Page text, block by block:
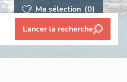
Ma sélection (0)
Lancer la recherche